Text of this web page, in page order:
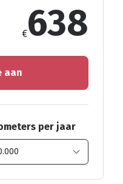
€638
aan
per jaar